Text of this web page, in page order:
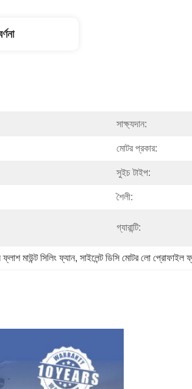
সাক্ষ্যদান:
মোটর প্রকার:
সুইচ টাইপ:
শৈলী:
গ্যারান্টি:
মাউন্ট সিলিং ফ্যান, সাইলেন্ট ডিসি মোটর লো প্রোফাইল